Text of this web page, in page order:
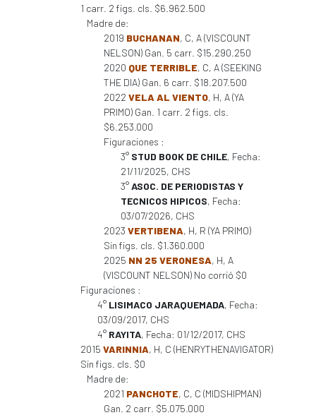
1 carr. 2 figs. cls. $6.962.500
Madre de:
2019 BUCHANAN, C, A (VISCOUNT
NELSON) Gan. 5 carr. $15.290.250
2020 QUE TERRIBLE, C, A (SEEKING
THE DIA) Gan. 6 carr. $18.207.500
2022 VELA AL VIENTO, H, A (YA
PRIMO) Gan. 1 carr. 2 figs. cls.
$6.253.000
Figuraciones :
3° STUD BOOK DE CHILE, Fecha:
21/11/2025, CHS
3°ASOC. DE PERIODISTAS Y
TECNICOS HIPICOS, Fecha:
03/07/2026, CHS
2023 VERTIBENA, H, R (YA PRIMO)
Sin figs. cls. $1.360.000
2025 NN 25 VERONESA, H, A
(VISCOUNT NELSON) No corrió $0
Figuraciones :
4° LISIMACO JARAQUEMADA, Fecha:
03/09/2017, CHS
4° RAYITA, Fecha: 01/12/2017, CHS
2015 VARINNIA, H, C (HENRYTHENAVIGATOR)
Sin figs. cls. $0
Madre de:
2021 PANCHOTE, C, C (MIDSHIPMAN)
Gan. 2 carr. $5.075.000